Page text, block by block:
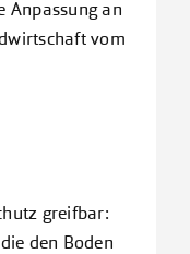
Anpassung an
vom
greifbar:
den Boden